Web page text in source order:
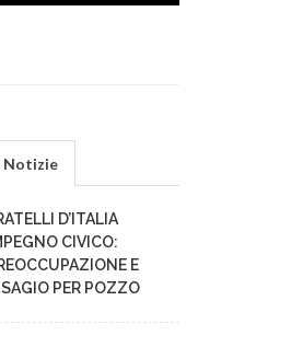
Notizie
D’ITALIA
CIVICO:
E
PER POZZO